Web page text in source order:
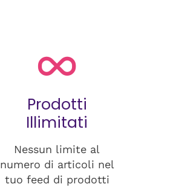
Prodotti
Illimitati
Nessun limite al
numero di articoli nel
tuo feed di prodotti